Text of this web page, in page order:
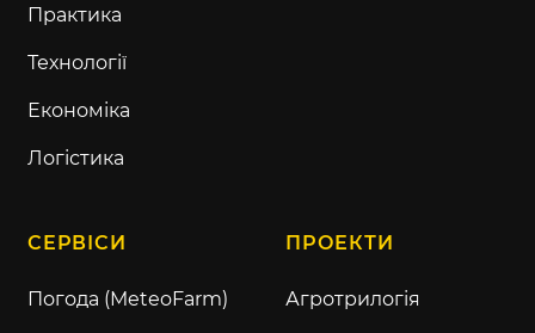
Практика
Технології
Економіка
Логістика
СЕРВІСИ
Погода (MeteoFarm)
ПРОЕКТИ
Агротрилогія